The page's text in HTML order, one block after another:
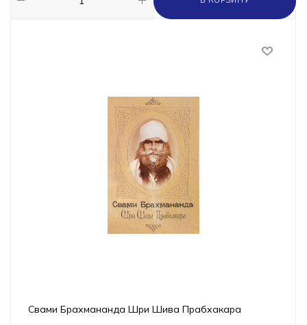
Свами Брахмананда Шри Шива Прабхакара